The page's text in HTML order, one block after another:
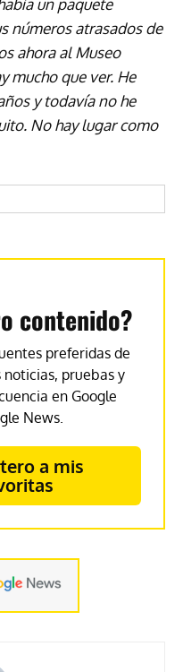
un paquete
números atrasados de
ahora al Museo
mucho que ver. He
y todavía no he
No hay lugar como
contenido?
preferidas de
pruebas y
en Google
News.
a mis